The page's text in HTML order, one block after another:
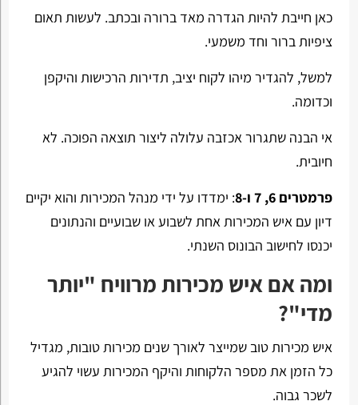
כאן חייבת להיות הגדרה מאד ברורה ובכתב. לעשות תאום
ציפיות ברור וחד משמעי.
למשל, להגדיר מיהו לקוח יציב, תדירות הרכישות והיקפן
וכדומה.
אי הבנה שתגרור אכזבה עלולה ליצור תוצאה הפוכה. לא
חיובית.
פרמטרים 6, 7 ו-8
: ימדדו על ידי מנהל המכירות והוא יקיים
דיון עם איש המכירות אחת לשבוע או שבועיים והנתונים
יכנסו לחישוב הבונוס השנתי.
ומה אם איש מכירות מרוויח "יותר
מדי"?
איש מכירות טוב שמייצר לאורך שנים מכירות טובות, מגדיל
כל הזמן את מספר הלקוחות והיקף המכירות עשוי להגיע
לשכר גבוה.